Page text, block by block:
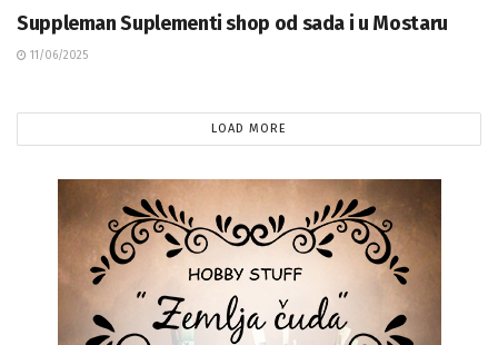
Suppleman Suplementi shop od sada i u Mostaru
11/06/2025
LOAD MORE